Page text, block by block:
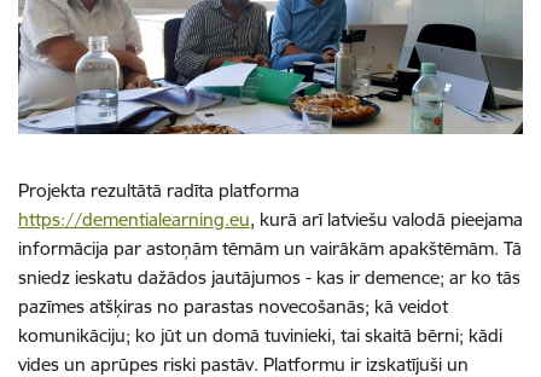
Projekta rezultātā radīta platforma
https://dementialearning.eu, kurā arī latviešu valodā pieejama
informācija par astoņām tēmām un vairākām apakštēmām. Tā
sniedz ieskatu dažādos jautājumos - kas ir demence; ar ko tās
pazīmes atšķiras no parastas novecošanās; kā veidot
komunikāciju; ko jūt un domā tuvinieki, tai skaitā bērni; kādi
vides un aprūpes riski pastāv. Platformu ir izskatījuši un